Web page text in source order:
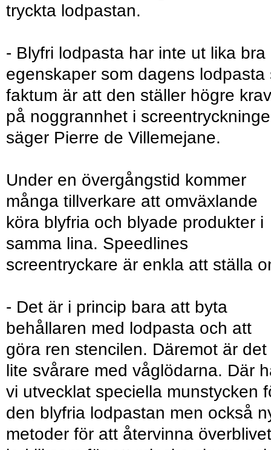
tryckta lodpastan.
- Blyfri lodpasta har inte ut lika bra
egenskaper som dagens lodpasta
faktum är att den ställer högre krav
på noggrannhet i
säger Pierre de Villemejane.
Under en övergångstid kommer
många tillverkare att omväxlande
köra blyfria och blyade produkter i
samma lina. Speedlines
screentryckare är enkla att ställa
- Det är i princip bara att byta
behållaren med lodpasta och att
göra ren stencilen. Däremot är det
lite svårare med våglödarna. Där
vi utvecklat speciella munstycken
den blyfria lodpastan men också
metoder för att återvinna överblivet